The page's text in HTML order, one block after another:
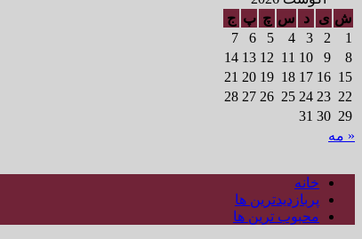
ش ی د س چ پ ج
1
2
3
4
5
6
7
8
9
10
11
12
13
14
15
16
17
18
19
20
21
22
23
24
25
26
27
28
29
30
31
« مه
خانه
پربازدیدترین ها
محبوب ترین ها